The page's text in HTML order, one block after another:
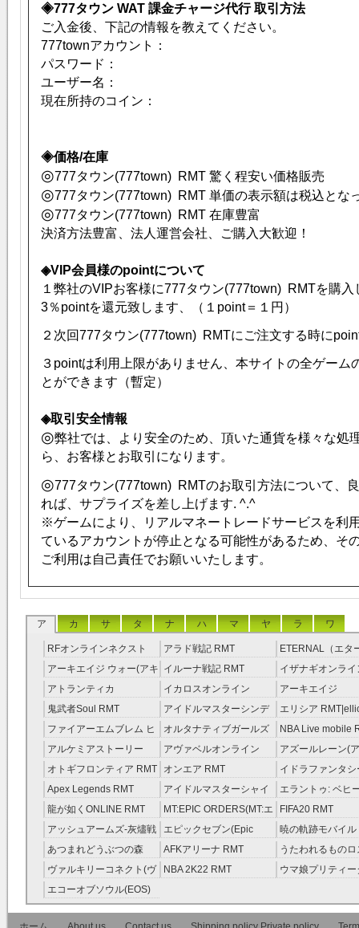
◈777タウンWAT 課金チャージ代行 取引方法
ご入金後、下記の情報を教えてください。
777townアカウント：
パスワード：
ユーザー名：
現在所持のコイン：
◈価格/在庫
◎777タウン(777town) RMT 驚く程安い価格販売
◎777タウン(777town) RMT 単価の表示額は税込とな
◎777タウン(777town) RMT 在庫豊富
決済方法豊富、法人運営会社、ご購入大歓迎！
◈VIP会員様のpointについて
１弊社のVIPお客様に777タウン(777town) RMTを購入
3％pointを還元致します、（１point＝１円）
２次回777タウン(777town) RMTにご注文する時に
３pointは利用上限がありません、本サイトの全ゲーム
とができます（暫定）
◈取引安全情報
◎弊社では、より安全のため、頂いた通貨を様々な処
ら、お客様とお取引になります。
◎777タウン(777town) RMTのお取引方法について、
れば、サプライズを差し上げます. ^.^
※ゲームにより、リアルマネートレードサービスを利
ているアカウントが停止となる可能性があるため、そ
ご利用は自己責任でお願いいたします。
ア カ サ タ ナ ハ マ ヤ ラ ワ
RFオンラインネクスト
RMT
アラド戦記 RMT
ETERNAL（エタ
RMT
アーキエイジ ウォー(アキ
ウオ) RMT
イルーナ戦記 RMT
イザナギオンライ
アトランティカ
RMT|Atlantica RMT
イカロスオンライン
RMT（予約制）
アーキエイジ
RMT|ArcheAge
約制）
鬼武者Soul RMT
アイドルマスターシンデ
レラガールズ(モバマス)
RMT
エリシア
RMT
ファイアーエムブレム ヒ
ーローズ(FEヒーローズ)
RMT
オルタナティブガールズ
RMT
NBA Live mobile
アルケミアストーリー
（アルスト） RMT
アヴァベルオンライン
RMT
アズールレーン(
RMT
オトギフロンティア RMT オンエア RMT
イドラファンタシ
ーサーガ RMT
Apex Legends RMT
アイドルマスターシャイ
ニーカラーズ(シャニマス)
RMT
エラントゥ: ベヒ
ピリット RMT
龍が如くONLINE RMT
MT:EPIC ORDERS(MT:エ
ピック・オーダーズ)
RMT
FIFA20 RMT
アッシュアームズ‐灰燼戦
線 RMT
エピックセブン(Epic
Seven) RMT
暁の軌跡モバイル
伝説 ） RMT
あつまれどうぶつの森
RMT
AFKアリーナ RMT
うたわれるもの
ラグ(ロスフラ)
ヴァルキリーコネクト(ヴ
ァルコネ) RMT
NBA 2K22 RMT
ウマ娘プリティー
エコーオブソウル(EOS)
RMT